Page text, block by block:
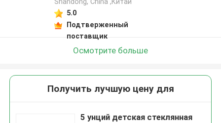
5.0
Подтверженный
поставщик
Осмотрите больше
Получить лучшую цену для
5 унций детская стеклянная